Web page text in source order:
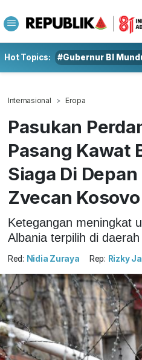
Hot Topics: #Gubernur BI
Internasional Eropa
Pasukan
Pasang Kawat
Siaga Di
Zvecan Kosovo
Ketegangan meningkat
Albania terpilih di
Red: Nidia Zuraya Rep: Rizky